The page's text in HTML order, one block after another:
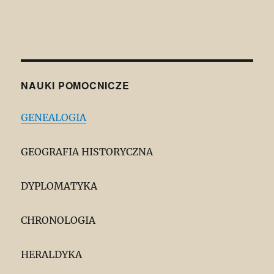
NAUKI POMOCNICZE
GENEALOGIA
GEOGRAFIA HISTORYCZNA
DYPLOMATYKA
CHRONOLOGIA
HERALDYKA